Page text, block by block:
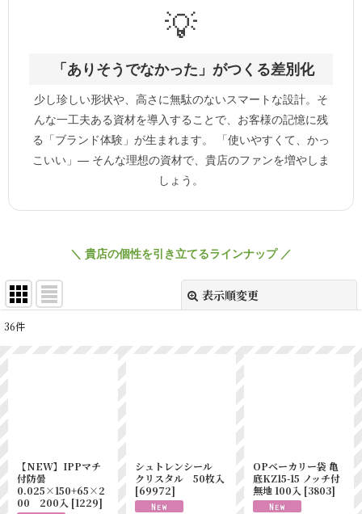
💡
「ありそうでなかった」がつくる差別化
少し珍しい形状や、高さに無駄のないスマートな設計。そ
んな一工夫ある資材を導入することで、お客様の記憶に残
る「ブランド体験」が生まれます。 「使いやすくて、かっ
こいい」— そんな理想の資材で、貴店のファンを増やしま
しょう。
＼ 貴店の個性を引き立てるラインナップ ／
表示順変更
36件
【NEW】IPPマチ
付防曇
0.025×150+65×2
00 200入 [1229]
シュトレンシール
クリスタル 50枚入
[69972]
OPベーカリー袋 亀
底KZ15-15 ノッチ付
無地 100入 [3803]